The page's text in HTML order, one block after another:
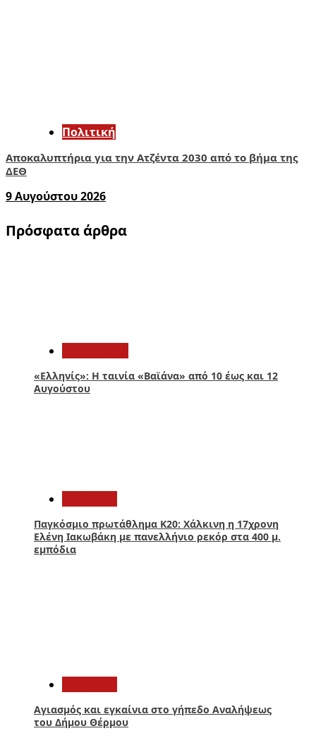
Πολιτική
Αποκαλυπτήρια για την Ατζέντα 2030 από το βήμα της
ΔΕΘ
9 Αυγούστου 2026
Πρόσφατα άρθρα
«Ελληνίς»: Η ταινία «Βαϊάνα» από 10 έως και 12
Αυγούστου
Παγκόσμιο πρωτάθλημα Κ20: Χάλκινη η 17χρονη
Ελένη Ιακωβάκη με πανελλήνιο ρεκόρ στα 400 μ.
εμπόδια
Αγιασμός και εγκαίνια στο γήπεδο Αναλήψεως
του Δήμου Θέρμου